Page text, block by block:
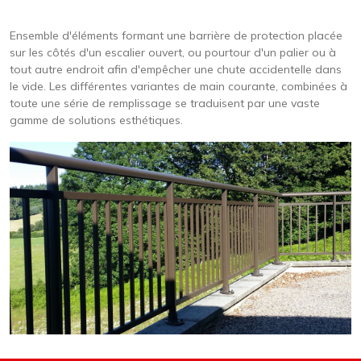
Ensemble d'éléments formant une barrière de protection placée
sur les côtés d'un escalier ouvert, ou pourtour d'un palier ou à
tout autre endroit afin d'empêcher une chute accidentelle dans
le vide. Les différentes variantes de main courante, combinées à
toute une série de remplissage se traduisent par une vaste
gamme de solutions esthétiques.